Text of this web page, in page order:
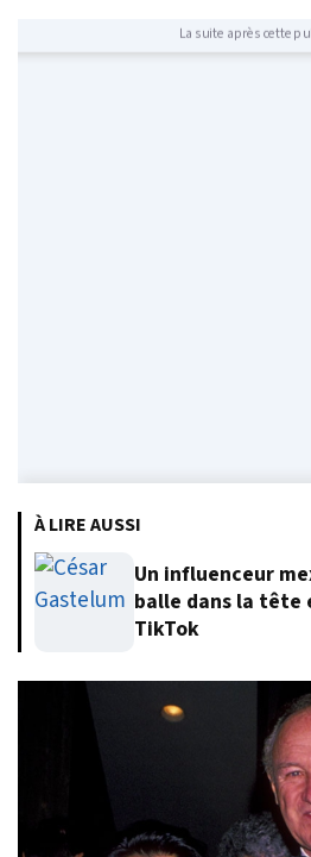
La suite après cette
À LIRE AUSSI
Un influenceur
balle dans la tête
TikTok